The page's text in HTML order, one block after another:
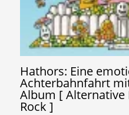
Hathors: Eine
Achterbahnfahrt
Album [
Rock ]